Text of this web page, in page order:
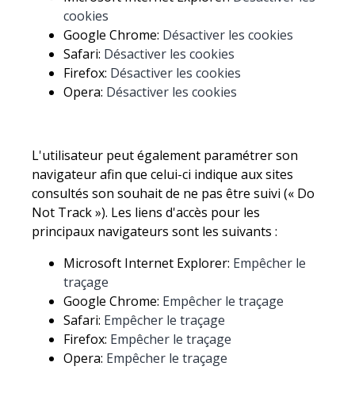
cookies
Google Chrome: Désactiver les cookies
Safari: Désactiver les cookies
Firefox: Désactiver les cookies
Opera: Désactiver les cookies
L'utilisateur peut également paramétrer son
navigateur afin que celui-ci indique aux sites
consultés son souhait de ne pas être suivi (« Do
Not Track »). Les liens d'accès pour les
principaux navigateurs sont les suivants :
Microsoft Internet Explorer: Empêcher le
traçage
Google Chrome: Empêcher le traçage
Safari: Empêcher le traçage
Firefox: Empêcher le traçage
Opera: Empêcher le traçage